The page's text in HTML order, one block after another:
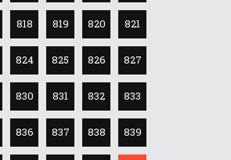
818 819 820 821
824 825 826 827
830 831 832 833
836 837 838 839